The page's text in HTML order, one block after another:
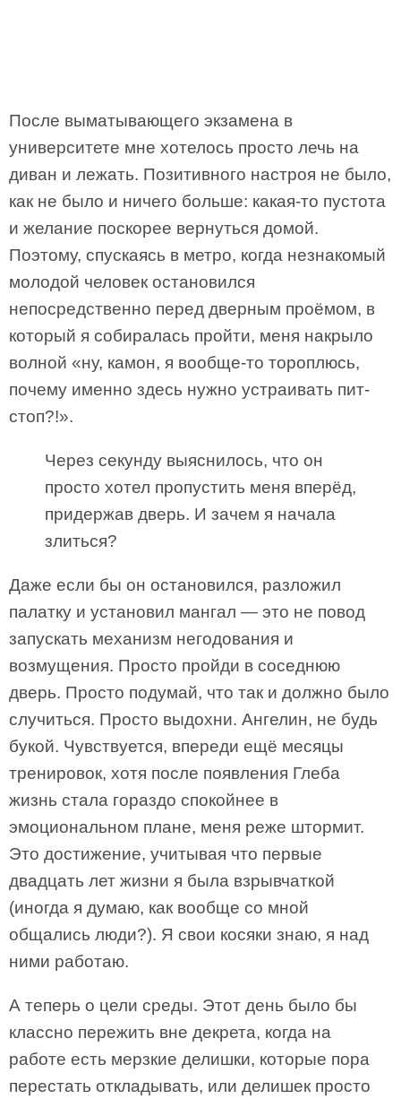
После выматывающего экзамена в
университете мне хотелось просто лечь на
диван и лежать. Позитивного настроя не было,
как не было и ничего больше: какая-то пустота
и желание поскорее вернуться домой.
Поэтому, спускаясь в метро, когда незнакомый
молодой человек остановился
непосредственно перед дверным проёмом, в
который я собиралась пройти, меня накрыло
волной «ну, камон, я вообще-то тороплюсь,
почему именно здесь нужно устраивать пит-
стоп?!».
Через секунду выяснилось, что он
просто хотел пропустить меня вперёд,
придержав дверь. И зачем я начала
злиться?
Даже если бы он остановился, разложил
палатку и установил мангал — это не повод
запускать механизм негодования и
возмущения. Просто пройди в соседнюю
дверь. Просто подумай, что так и должно было
случиться. Просто выдохни. Ангелин, не будь
букой. Чувствуется, впереди ещё месяцы
тренировок, хотя после появления Глеба
жизнь стала гораздо спокойнее в
эмоциональном плане, меня реже штормит.
Это достижение, учитывая что первые
двадцать лет жизни я была взрывчаткой
(иногда я думаю, как вообще со мной
общались люди?). Я свои косяки знаю, я над
ними работаю.
А теперь о цели среды. Этот день было бы
классно пережить вне декрета, когда на
работе есть мерзкие делишки, которые пора
перестать откладывать, или делишек просто